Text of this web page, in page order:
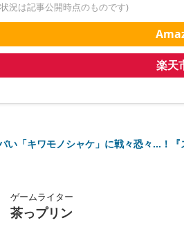
況は記事公開時点のものです)
楽天
い「キワモノシャケ」に戦々恐々…！
ゲームライター
茶っプリン